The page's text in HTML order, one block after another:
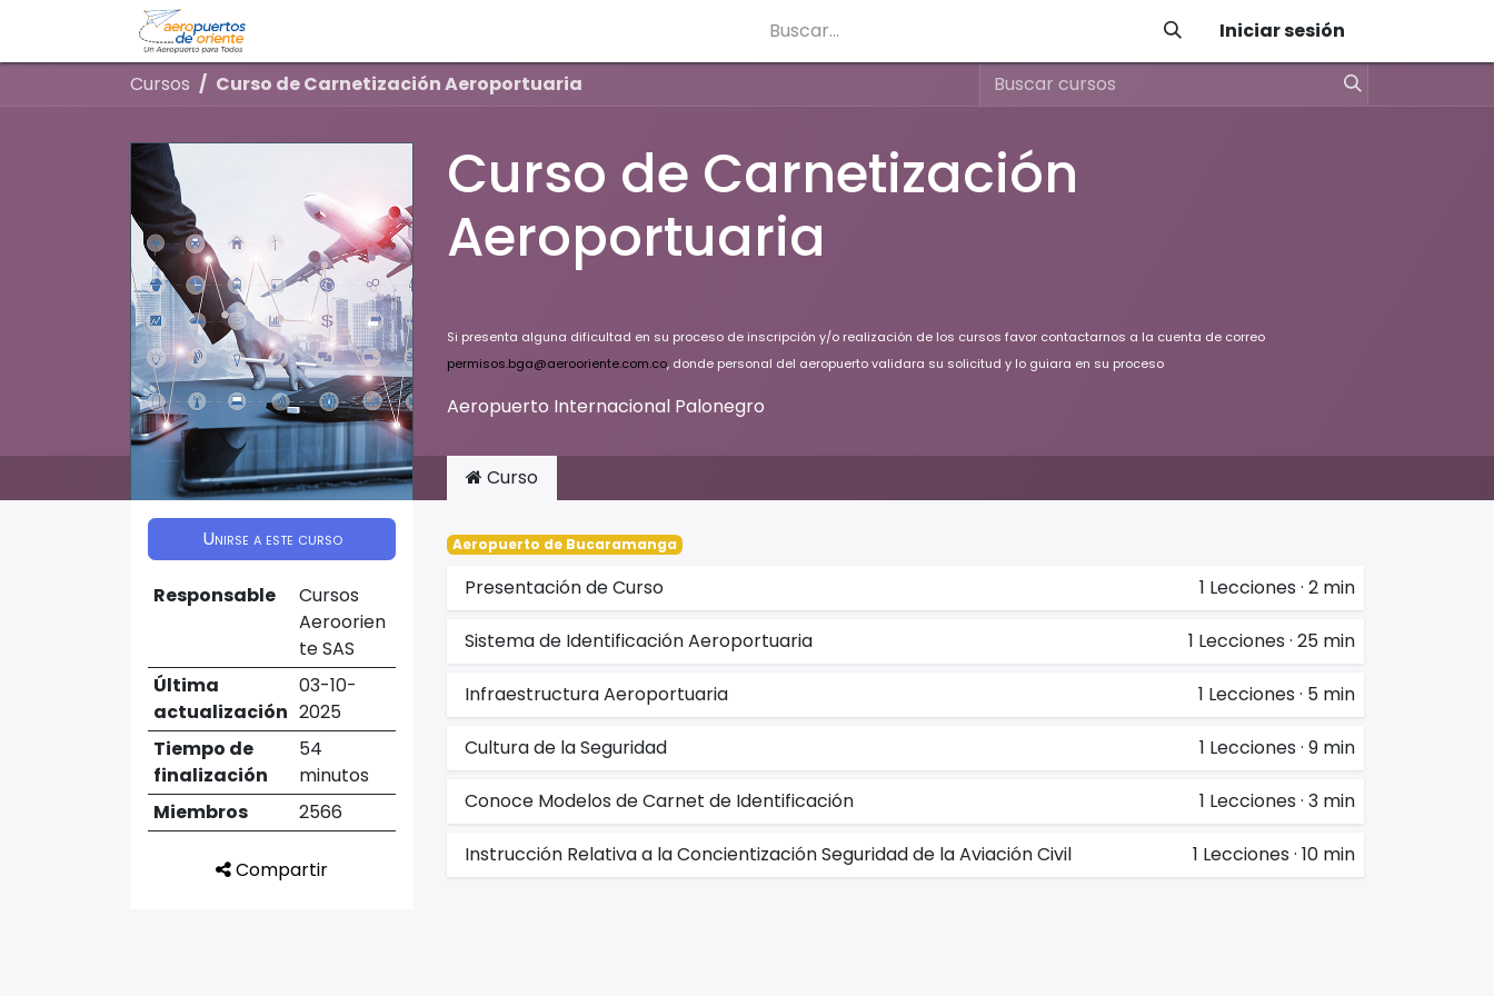
Iniciar sesión
Cursos Curso de Carnetización Aeroportuaria
Curso de Carnetización
Aeroportuaria
Si presenta alguna dificultad en su proceso de inscripción y/o realización de los cursos favor contactarnos a la cuenta de correo
permisos.bga@aerooriente.com.co, donde personal del aeropuerto validara su solicitud y lo guiara en su proceso
Aeropuerto Internacional Palonegro
Unirse a este curso
Responsable
Cursos
Aeroorien
te SAS
Última
actualización
03-10-
2025
Tiempo de
finalización
54
minutos
Miembros
2566
Compartir
Curso
Aeropuerto de Bucaramanga
Presentación de Curso 1 Lecciones · 2 min
Sistema de Identificación Aeroportuaria 1 Lecciones · 25 min
Infraestructura Aeroportuaria 1 Lecciones · 5 min
Cultura de la Seguridad 1 Lecciones · 9 min
Conoce Modelos de Carnet de Identificación 1 Lecciones · 3 min
Instrucción Relativa a la Concientización Seguridad de la Aviación Civil 1 Lecciones · 10 min